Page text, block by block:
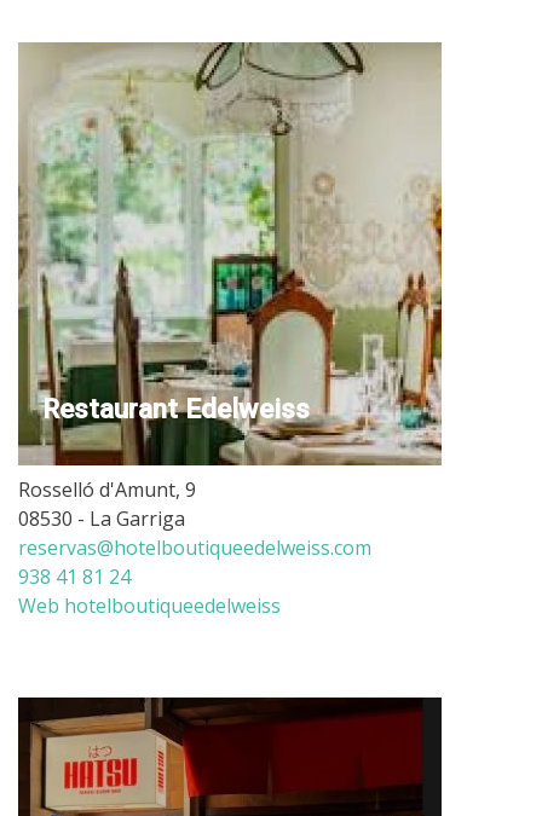
Restaurant Edelweiss
Rosselló d'Amunt, 9
08530 - La Garriga
reservas@hotelboutiqueedelweiss.com
938 41 81 24
Web hotelboutiqueedelweiss